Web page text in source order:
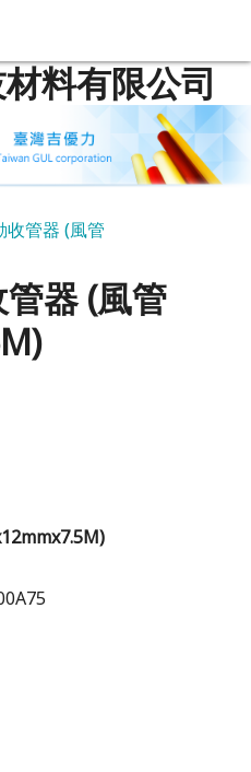
料有限公司
收管器 (風管
器 (風管